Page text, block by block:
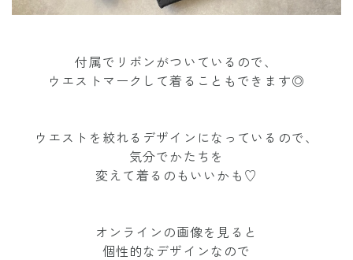
付属でリボンがついているので、
ウエストマークして着ることもできます◎
ウエストを絞れるデザインになっているので、
気分でかたちを
変えて着るのもいいかも♡
オンラインの画像を見ると
個性的なデザインなので